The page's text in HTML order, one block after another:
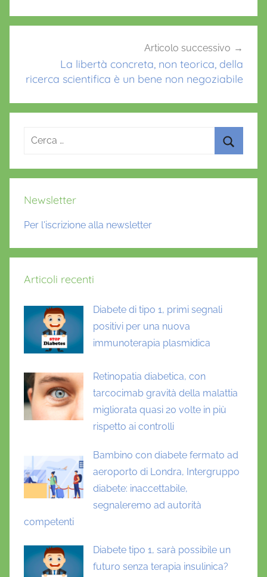
Articolo successivo
La libertà concreta, non teorica, della
ricerca scientifica è un bene non negoziabile
Ricerca
Newsletter
Per l'iscrizione alla newsletter
Articoli recenti
Diabete di tipo 1, primi segnali
positivi per una nuova
immunoterapia plasmidica
Retinopatia diabetica, con
tarcocimab gravità della malattia
migliorata quasi 20 volte in più
rispetto ai controlli
Bambino con diabete fermato ad
aeroporto di Londra, Intergruppo
diabete: inaccettabile,
segnaleremo ad autorità
competenti
Diabete tipo 1, sarà possibile un
futuro senza terapia insulinica?